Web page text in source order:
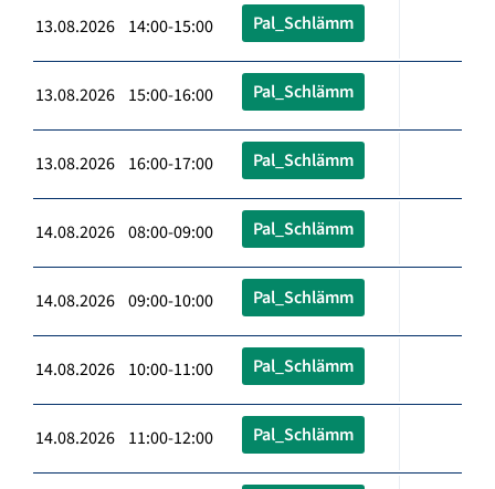
13.08.2026 14:00-15:00 Pal_Schlämm
13.08.2026 15:00-16:00 Pal_Schlämm
13.08.2026 16:00-17:00 Pal_Schlämm
14.08.2026 08:00-09:00 Pal_Schlämm
14.08.2026 09:00-10:00 Pal_Schlämm
14.08.2026 10:00-11:00 Pal_Schlämm
14.08.2026 11:00-12:00 Pal_Schlämm